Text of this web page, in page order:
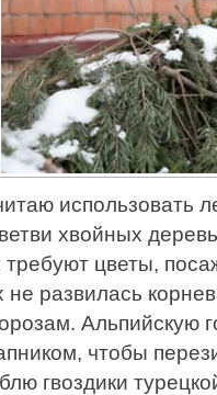
использовать
хвойных
цветы,
не развилась
Альпийскую
чтобы
гвоздики